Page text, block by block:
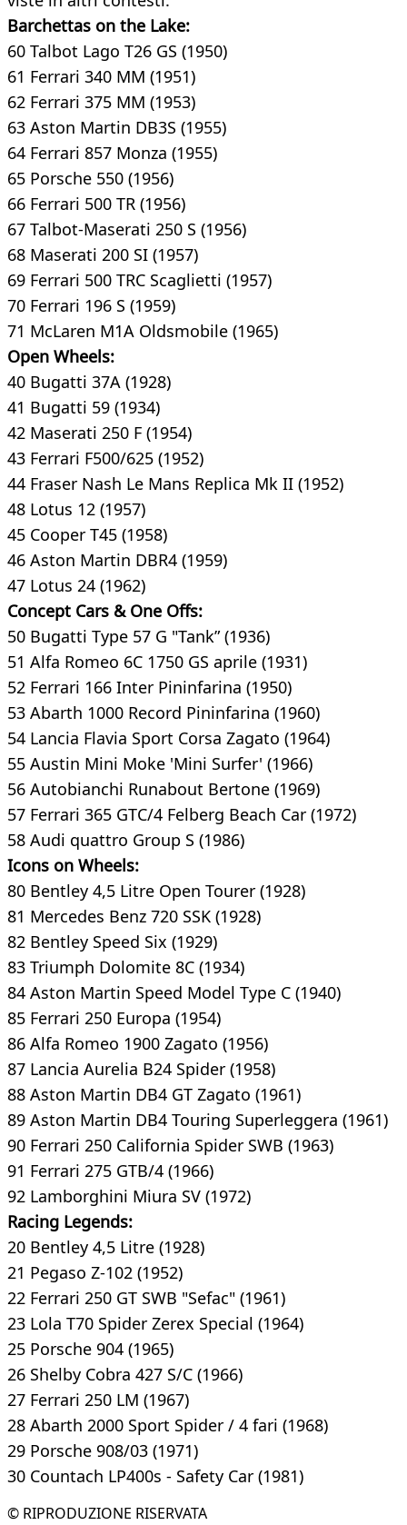
Barchettas on the Lake:
60 Talbot Lago T26 GS (1950)
61 Ferrari 340 MM (1951)
62 Ferrari 375 MM (1953)
63 Aston Martin DB3S (1955)
64 Ferrari 857 Monza (1955)
65 Porsche 550 (1956)
66 Ferrari 500 TR (1956)
67 Talbot-Maserati 250 S (1956)
68 Maserati 200 SI (1957)
69 Ferrari 500 TRC Scaglietti (1957)
70 Ferrari 196 S (1959)
71 McLaren M1A Oldsmobile (1965)
Open Wheels:
40 Bugatti 37A (1928)
41 Bugatti 59 (1934)
42 Maserati 250 F (1954)
43 Ferrari F500/625 (1952)
44 Fraser Nash Le Mans Replica Mk II (1952)
48 Lotus 12 (1957)
45 Cooper T45 (1958)
46 Aston Martin DBR4 (1959)
47 Lotus 24 (1962)
Concept Cars & One Offs:
50 Bugatti Type 57 G "Tank” (1936)
51 Alfa Romeo 6C 1750 GS aprile (1931)
52 Ferrari 166 Inter Pininfarina (1950)
53 Abarth 1000 Record Pininfarina (1960)
54 Lancia Flavia Sport Corsa Zagato (1964)
55 Austin Mini Moke 'Mini Surfer' (1966)
56 Autobianchi Runabout Bertone (1969)
57 Ferrari 365 GTC/4 Felberg Beach Car (1972)
58 Audi quattro Group S (1986)
Icons on Wheels:
80 Bentley 4,5 Litre Open Tourer (1928)
81 Mercedes Benz 720 SSK (1928)
82 Bentley Speed Six (1929)
83 Triumph Dolomite 8C (1934)
84 Aston Martin Speed Model Type C (1940)
85 Ferrari 250 Europa (1954)
86 Alfa Romeo 1900 Zagato (1956)
87 Lancia Aurelia B24 Spider (1958)
88 Aston Martin DB4 GT Zagato (1961)
89 Aston Martin DB4 Touring Superleggera (1961)
90 Ferrari 250 California Spider SWB (1963)
91 Ferrari 275 GTB/4 (1966)
92 Lamborghini Miura SV (1972)
Racing Legends:
20 Bentley 4,5 Litre (1928)
21 Pegaso Z-102 (1952)
22 Ferrari 250 GT SWB "Sefac" (1961)
23 Lola T70 Spider Zerex Special (1964)
25 Porsche 904 (1965)
26 Shelby Cobra 427 S/C (1966)
27 Ferrari 250 LM (1967)
28 Abarth 2000 Sport Spider / 4 fari (1968)
29 Porsche 908/03 (1971)
30 Countach LP400s - Safety Car (1981)
© RIPRODUZIONE RISERVATA